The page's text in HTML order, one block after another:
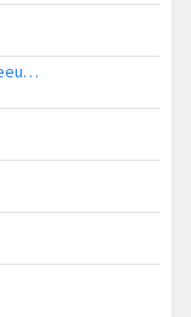
Ambulancehelikopter naar Vliegbasis Leeuwarden